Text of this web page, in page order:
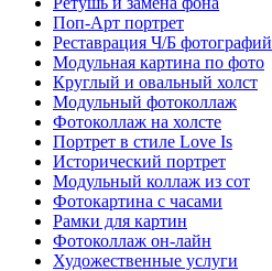
Поп-Арт портрет
Реставрация Ч/Б фотографий
Модульная картина по фото
Круглый и овальный холст
Модульный фотоколлаж
Фотоколлаж на холсте
Портрет в стиле Love Is
Исторический портрет
Модульный коллаж из сот
Фотокартина с часами
Рамки для картин
Фотоколлаж он-лайн
Художественные услуги